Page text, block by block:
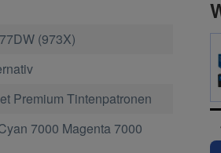
(973X)
Premium Tintenpatronen
7000 Magenta 7000